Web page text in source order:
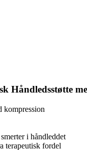
Håndledsstøtte
kompression
i håndleddet
terapeutisk fordel